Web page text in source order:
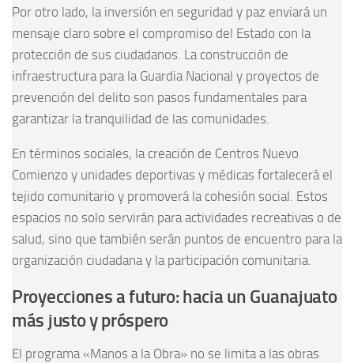
Por otro lado, la inversión en seguridad y paz enviará un
mensaje claro sobre el compromiso del Estado con la
protección de sus ciudadanos. La construcción de
infraestructura para la Guardia Nacional y proyectos de
prevención del delito son pasos fundamentales para
garantizar la tranquilidad de las comunidades.
En términos sociales, la creación de Centros Nuevo
Comienzo y unidades deportivas y médicas fortalecerá el
tejido comunitario y promoverá la cohesión social. Estos
espacios no solo servirán para actividades recreativas o de
salud, sino que también serán puntos de encuentro para la
organización ciudadana y la participación comunitaria.
Proyecciones a futuro: hacia un Guanajuato
más justo y próspero
El programa «Manos a la Obra» no se limita a las obras